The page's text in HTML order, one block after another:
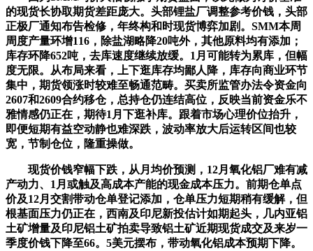
的现货长协取期货差距庞大。头部锂盐厂调整参考价钱，头部
正极厂通知布告检修，年终构和时现货博弈加剧。SMM本周
周度产量环增116，除盐湖略降20吨外，其他原料均有添加；
库存环降652吨，去库速度继续放缓。1月可能转为累库，但幅
度无限。从布局来看，上下逛库存均鄙人降，库存向商业环节
集中，期货领涨时较难至畅通范畴。买卖所监管办法令资金向
2607和2609合约移仓，总持仓仍连结高位，反映当前资金乐不
雅情感仍正在，期待1月下逛补库。跟着市场心理价位抬升，
即便短期有益空动静也难深跌，波动率放大后运转区间也较
宽，节制仓位，隆重操做。
现货价钱窄幅下跌，从月均价预测，12月氧化铝厂难有减
产动力、1月或触及高成本产能的现金成本压力。前期仓单点
价及12月交割带动仓单登记添加，仓单压力短期稍有缓解，但
根基面压力仍正在，西南及印尼新投估计如期起头，几内亚铝
土矿增量及印尼铝土矿拍卖导致铝土矿近期现货成交及来岁一
季度价钱下降至66。5美元摆布，带动氧化铝成本预期下降。